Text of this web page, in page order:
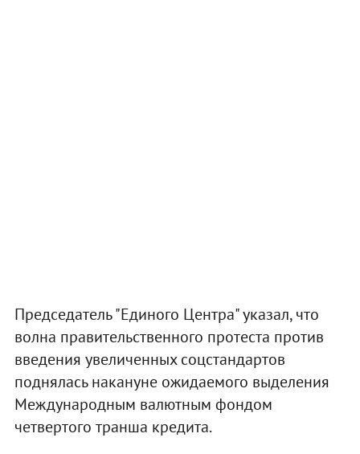
Председатель "Единого Центра" указал, что
волна правительственного протеста против
введения увеличенных соцстандартов
поднялась накануне ожидаемого выделения
Международным валютным фондом
четвертого транша кредита.